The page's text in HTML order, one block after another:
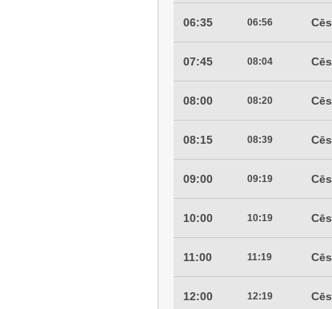
06:35 06:56
07:45 08:04
08:00 08:20
08:15 08:39
09:00 09:19
10:00 10:19
11:00 11:19
12:00 12:19